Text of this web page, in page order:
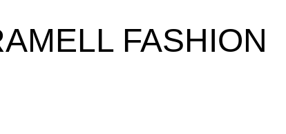
FASHION